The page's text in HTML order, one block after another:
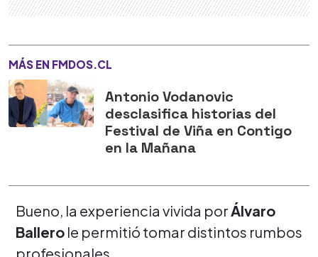
MÁS EN FMDOS.CL
Antonio Vodanovic
desclasifica historias del
Festival de Viña en Contigo
en la Mañana
Bueno, la experiencia vivida por Álvaro
Ballero le permitió tomar distintos rumbos
profesionales.